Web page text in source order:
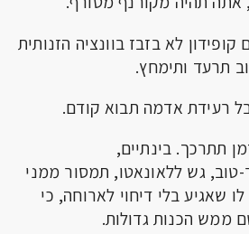
לא בזבז בוונציה הזנותית
תרעד ותימחץ.
רעידת אדמה תבוא קודם.
תתרכך. בינתיים,
טוב, גש ללאונאטו, תמסור ממני
שאגיע בלי דיחוי לארוחה, כי
ממש הכנות גדולות.